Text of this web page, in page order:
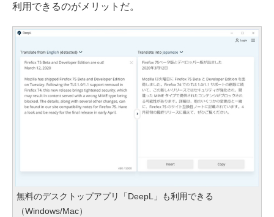
利用できるのがメリットだ。
無料のデスクトップアプリ「DeepL」も利用できる
（Windows/Mac）